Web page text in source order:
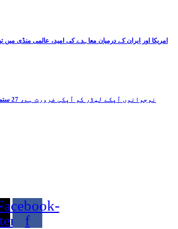
امریکا اور ایران کے درمیان معاہدے کی امید، عالمی منڈی
f